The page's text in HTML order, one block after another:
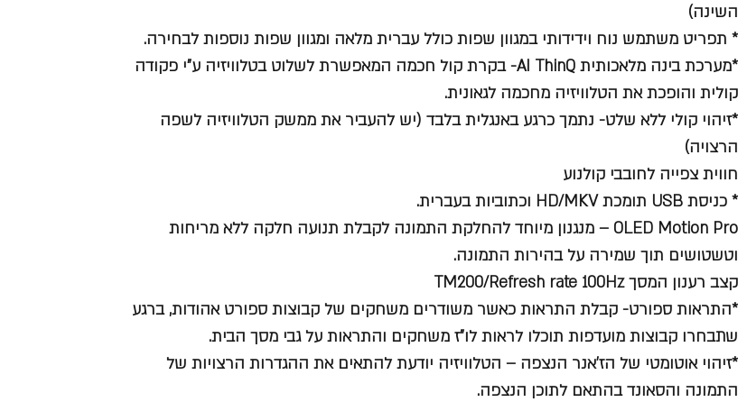
השינה)
* תפריט משתמש נוח וידידותי במגוון שפות כולל עברית מלאה ומגוון שפות נוספות לבחירה.
*מערכת בינה מלאכותית AI ThinQ- בקרת קול חכמה המאפשרת לשלוט בטלוויזיה ע”י פקודה
קולית והופכת את הטלוויזיה מחכמה לגאונית.
*זיהוי קולי ללא שלט- נתמך כרגע באנגלית בלבד (יש להעביר את ממשק הטלוויזיה לשפה
הרצויה)
חווית צפייה לחובבי קולנוע
* כניסת USB תומכת HD/MKV וכתוביות בעברית.
OLED Motion Pro – מנגנון מיוחד להחלקת התמונה לקבלת תנועה חלקה ללא מריחות
וטשטושים תוך שמירה על בהירות התמונה.
קצב רענון המסך TM200/Refresh rate 100Hz
*התראות ספורט- קבלת התראות כאשר משודרים משחקים של קבוצות ספורט אהודות, ברגע
שתבחרו קבוצות מועדפות תוכלו לראות לו”ז משחקים והתראות על גבי מסך הבית.
*זיהוי אוטומטי של הז’אנר הנצפה – הטלוויזיה יודעת להתאים את ההגדרות הרצויות של
התמונה והסאונד בהתאם לתוכן הנצפה.